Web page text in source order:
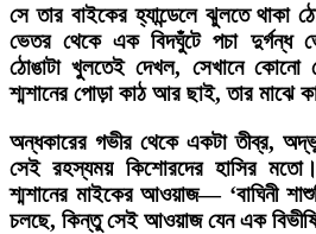
সে তার বাইকের হ্যান্ডেলে ঝুলতে থাকা
ভেতর থেকে এক বিদঘুঁটে পচা
ঠোঙাটা খুলতেই দেখল, সেখানে
শ্মশানের পোড়া কাঠ আর ছাই, তার মাঝে
অন্ধকারের গভীর থেকে একটা তীব্র,
সেই রহস্যময় কিশোরদের হাসির
শ্মশানের মাইকের আওয়াজ— ‘বাঘিনী
চলছে, কিন্তু সেই আওয়াজ যেন এক